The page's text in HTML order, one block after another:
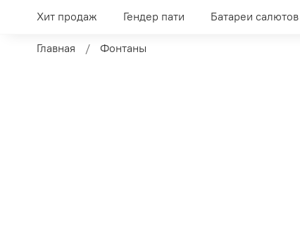
Хит продаж Гендер пати Батареи салютов
Главная Фонтаны